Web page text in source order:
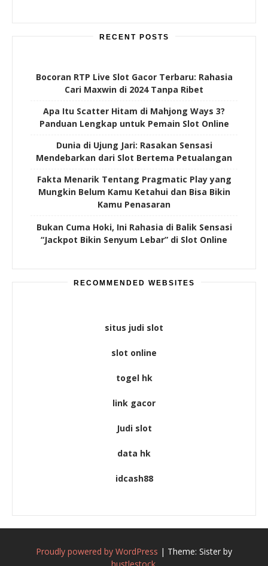
RECENT POSTS
Bocoran RTP Live Slot Gacor Terbaru: Rahasia
Cari Maxwin di 2024 Tanpa Ribet
Apa Itu Scatter Hitam di Mahjong Ways 3?
Panduan Lengkap untuk Pemain Slot Online
Dunia di Ujung Jari: Rasakan Sensasi
Mendebarkan dari Slot Bertema Petualangan
Fakta Menarik Tentang Pragmatic Play yang
Mungkin Belum Kamu Ketahui dan Bisa Bikin
Kamu Penasaran
Bukan Cuma Hoki, Ini Rahasia di Balik Sensasi
“Jackpot Bikin Senyum Lebar” di Slot Online
RECOMMENDED WEBSITES
situs judi slot
slot online
togel hk
link gacor
Judi slot
data hk
idcash88
Proudly powered by WordPress | Theme: Sister by